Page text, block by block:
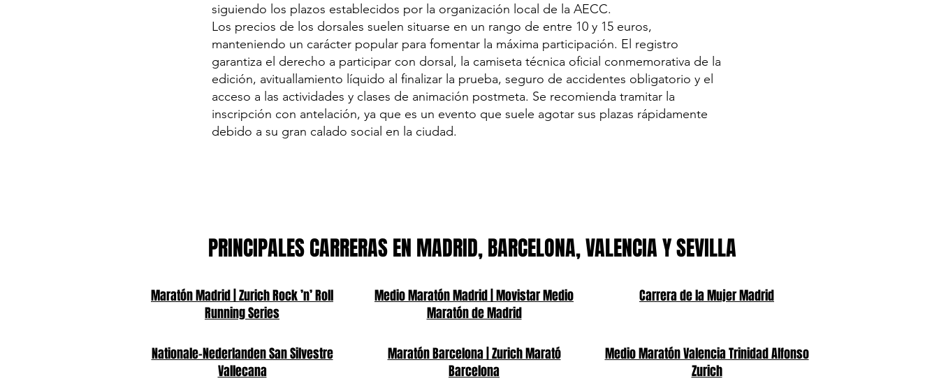
siguiendo los plazos establecidos por la organización local de la AECC.
Los precios de los dorsales suelen situarse en un rango de entre 10 y 15 euros,
manteniendo un carácter popular para fomentar la máxima participación. El registro
garantiza el derecho a participar con dorsal, la camiseta técnica oficial conmemorativa de la
edición, avituallamiento líquido al finalizar la prueba, seguro de accidentes obligatorio y el
acceso a las actividades y clases de animación postmeta. Se recomienda tramitar la
inscripción con antelación, ya que es un evento que suele agotar sus plazas rápidamente
debido a su gran calado social en la ciudad.
PRINCIPALES CARRERAS EN MADRID, BARCELONA, VALENCIA Y SEVILLA
Maratón Madrid | Zurich Rock ’n’ Roll
Running Series
Medio Maratón Madrid | Movistar Medio
Maratón de Madrid
Carrera de la Mujer Madrid
Nationale-Nederlanden San Silvestre
Vallecana
Maratón Barcelona | Zurich Marató
Barcelona
Medio Maratón Valencia Trinidad Alfonso
Zurich